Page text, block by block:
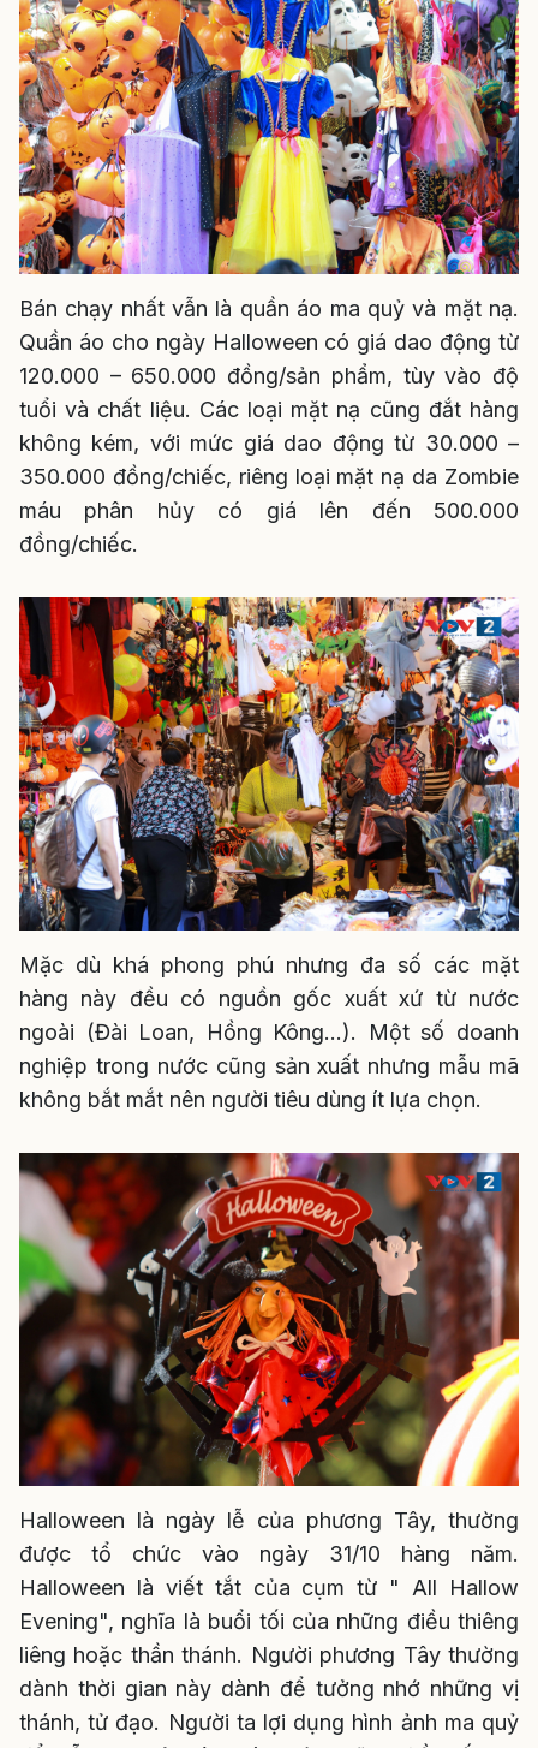
Bán chạy nhất vẫn là quần áo ma quỷ và mặt nạ.
Quần áo cho ngày Halloween có giá dao động từ
120.000 – 650.000 đồng/sản phẩm, tùy vào độ
tuổi và chất liệu. Các loại mặt nạ cũng đắt hàng
không kém, với mức giá dao động từ 30.000 –
350.000 đồng/chiếc, riêng loại mặt nạ da Zombie
máu phân hủy có giá lên đến 500.000
đồng/chiếc.
Mặc dù khá phong phú nhưng đa số các mặt
hàng này đều có nguồn gốc xuất xứ từ nước
ngoài (Đài Loan, Hồng Kông…). Một số doanh
nghiệp trong nước cũng sản xuất nhưng mẫu mã
không bắt mắt nên người tiêu dùng ít lựa chọn.
Halloween là ngày lễ của phương Tây, thường
được tổ chức vào ngày 31/10 hàng năm.
Halloween là viết tắt của cụm từ " All Hallow
Evening", nghĩa là buổi tối của những điều thiêng
liêng hoặc thần thánh. Người phương Tây thường
dành thời gian này dành để tưởng nhớ những vị
thánh, tử đạo. Người ta lợi dụng hình ảnh ma quỷ